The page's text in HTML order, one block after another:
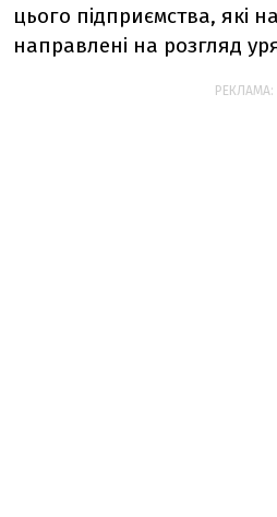
цього підприємства, які
направлені на розгляд
РЕКЛАМА: